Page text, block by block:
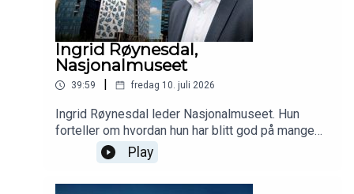
Ingrid Røynesdal,
Nasjonalmuseet
39:59 fredag 10. juli 2026
Ingrid Røynesdal leder Nasjonalmuseet. Hun
forteller om hvordan hun har blitt god på mange
ulike arenaer, interessen for kritikk, mangfoldet på
museet og hva du bør se på Nasjonalmuseet i
sommer.
Play